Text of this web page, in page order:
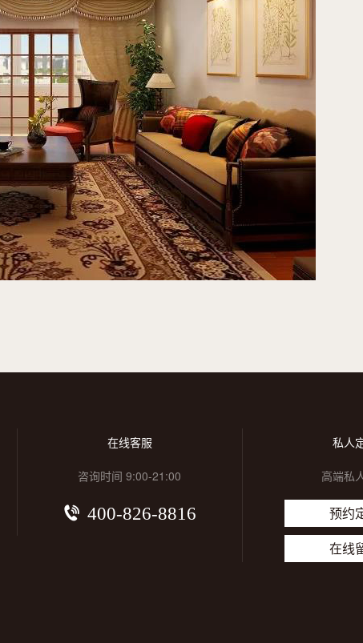
在线客服
咨询时间 9:00-21:00
400-826-8816
私人
高端私
预约
在线